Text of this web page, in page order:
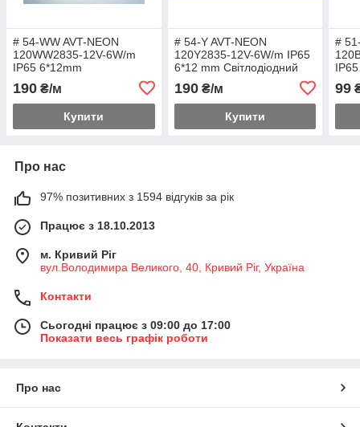
# 54-WW AVT-NEON
120WW2835-12V-6W/m
IP65 6*12mm
Світлодіодний неон білий
теплий, силікон
190 ₴/м
Купити
# 54-Y AVT-NEON
120Y2835-12V-6W/m IP65
6*12 mm Світлодіодний
190₴/м
Купити
#
99
Про нас
97% позитивних з 1594 відгуків за рік
Працює з 18.10.2013
м. Кривий Ріг
вул.Володимира Великого, 40, Кривий Ріг, Україна
Контакти
Сьогодні працює з 09:00 до 17:00
Показати весь графік роботи
Про нас